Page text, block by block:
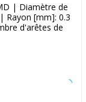
| Diamètre de
Rayon [mm]: 0.3
d'arêtes de